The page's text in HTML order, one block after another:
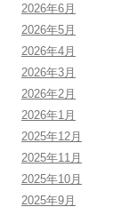
2026年6月
2026年5月
2026年4月
2026年3月
2026年2月
2026年1月
2025年12月
2025年11月
2025年10月
2025年9月